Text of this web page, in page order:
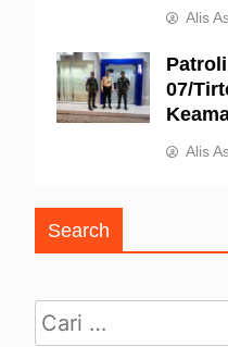
Alis
07/
Alis
Search